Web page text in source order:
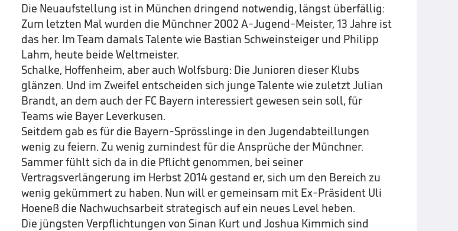
Die Neuaufstellung ist in München dringend notwendig, längst überfällig:
Zum letzten Mal wurden die Münchner 2002 A-Jugend-Meister, 13 Jahre ist
das her. Im Team damals Talente wie Bastian Schweinsteiger und Philipp
Lahm, heute beide Weltmeister.
Schalke, Hoffenheim, aber auch Wolfsburg: Die Junioren dieser Klubs
glänzen. Und im Zweifel entscheiden sich junge Talente wie zuletzt Julian
Brandt, an dem auch der FC Bayern interessiert gewesen sein soll, für
Teams wie Bayer Leverkusen.
Seitdem gab es für die Bayern-Sprösslinge in den Jugendabteillungen
wenig zu feiern. Zu wenig zumindest für die Ansprüche der Münchner.
Sammer fühlt sich da in die Pflicht genommen, bei seiner
Vertragsverlängerung im Herbst 2014 gestand er, sich um den Bereich zu
wenig gekümmert zu haben. Nun will er gemeinsam mit Ex-Präsident Uli
Hoeneß die Nachwuchsarbeit strategisch auf ein neues Level heben.
Die jüngsten Verpflichtungen von Sinan Kurt und Joshua Kimmich sind